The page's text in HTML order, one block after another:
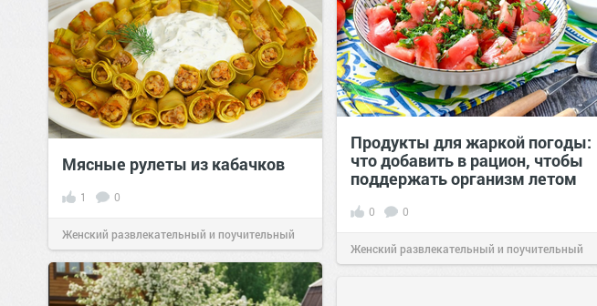
Продукты для жаркой погоды:
что добавить в рацион, чтобы
поддержать организм летом
0 0
Женский развлекательный и поучительный
Мясные рулеты из кабачков
1 0
Женский развлекательный и поучительный
сайт.23:4106 авг 2026